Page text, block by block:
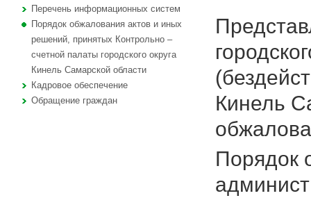
Перечень информационных систем
Порядок обжалования актов и иных
решений, принятых Контрольно –
счетной палаты городского округа
Кинель Самарской области
Кадровое обеспечение
Обращение граждан
Кинель
Порядок